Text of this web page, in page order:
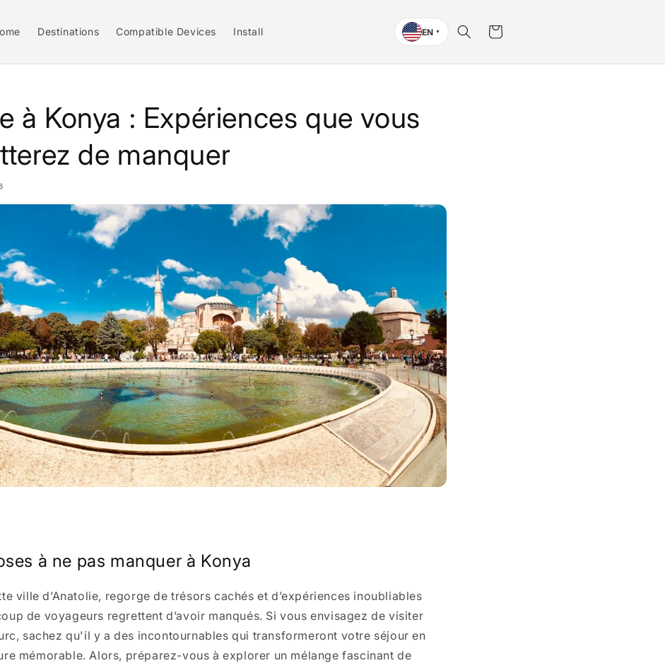
Destinations Compatible Devices Install EN ▼ Cart
à Konya : Expériences que vous
de manquer
à ne pas manquer à Konya
ville d’Anatolie, regorge de trésors cachés et d’expériences inoubliables
de voyageurs regrettent d’avoir manqués. Si vous envisagez de visiter
sachez qu'il y a des incontournables qui transformeront votre séjour en
mémorable. Alors, préparez-vous à explorer un mélange fascinant de